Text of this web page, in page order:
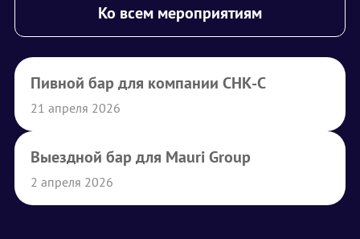
Ко всем мероприятиям
Пивной бар для компании СНК-С
21 апреля 2026
Выездной бар для Mauri Group
2 апреля 2026